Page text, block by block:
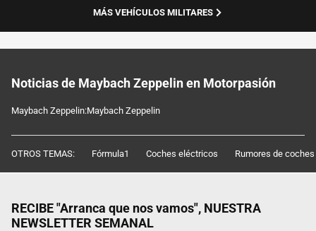
MÁS VEHÍCULOS MILITARES
Noticias de Maybach Zeppelin en Motorpasión
Maybach Zeppelin:Maybach Zeppelin
OTROS TEMAS: Fórmula1 Coches eléctricos Rumores de coches
RECIBE "Arranca que nos vamos", NUESTRA
NEWSLETTER SEMANAL